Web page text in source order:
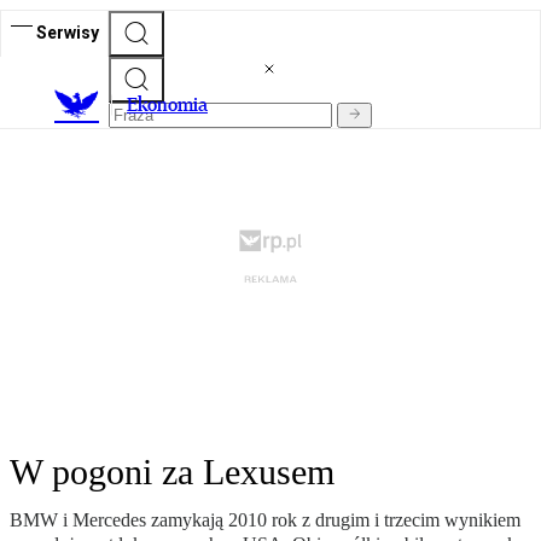
Serwisy
Ekonomia
W pogoni za Lexusem
BMW i Mercedes zamykają 2010 rok z drugim i trzecim wynikiem